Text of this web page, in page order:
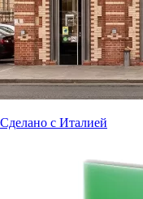
Сделано с Италией